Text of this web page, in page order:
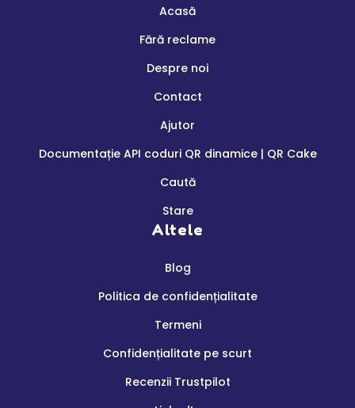
Acasă
Fără reclame
Despre noi
Contact
Ajutor
Documentație API coduri QR dinamice | QR Cake
Caută
Stare
Altele
Blog
Politica de confidențialitate
Termeni
Confidențialitate pe scurt
Recenzii Trustpilot